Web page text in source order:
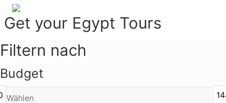
Menu
Zur
Hauptnavigation
Zum
Inhalt
Get your Egypt Tours
Get
Your
Tours
Filtern nach
Budget